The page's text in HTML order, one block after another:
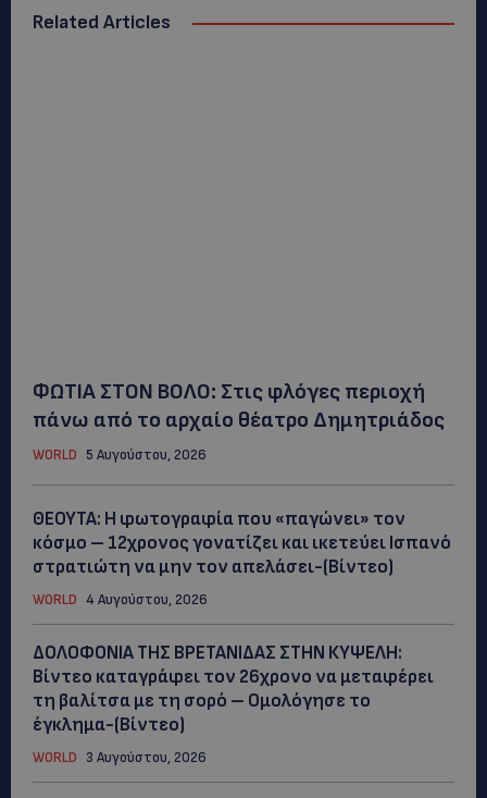
Related Articles
ΦΩΤΙΑ ΣΤΟΝ ΒΟΛΟ: Στις φλόγες περιοχή
πάνω από το αρχαίο θέατρο Δημητριάδος
WORLD 5 Αυγούστου, 2026
ΘΕΟΥΤΑ: Η φωτογραφία που «παγώνει» τον
κόσμο – 12χρονος γονατίζει και ικετεύει Ισπανό
στρατιώτη να μην τον απελάσει-(Βίντεο)
WORLD 4 Αυγούστου, 2026
ΔΟΛΟΦΟΝΙΑ ΤΗΣ ΒΡΕΤΑΝΙΔΑΣ ΣΤΗΝ ΚΥΨΕΛΗ:
Βίντεο καταγράφει τον 26χρονο να μεταφέρει
τη βαλίτσα με τη σορό – Ομολόγησε το
έγκλημα-(Βίντεο)
WORLD 3 Αυγούστου, 2026